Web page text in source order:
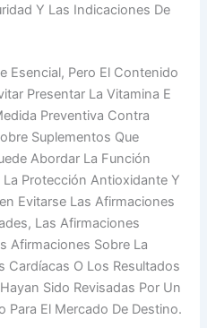
Y Las Indicaciones De
Esencial, Pero El Contenido
Presentar La Vitamina E
Preventiva Contra
Suplementos Que
Abordar La Función
La Protección Antioxidante Y
Evitarse Las Afirmaciones
Las Afirmaciones
Afirmaciones Sobre La
Cardíacas O Los Resultados
Sido Revisadas Por Un
Para El Mercado De Destino.